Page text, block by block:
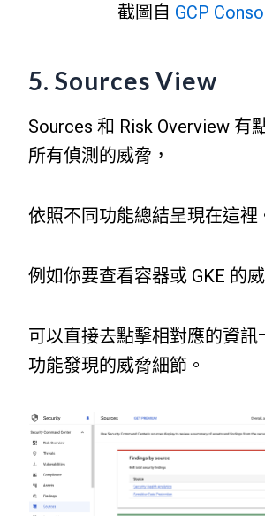
截圖自 GCP
5. Sources View
Sources 和 Risk Overview 有
所有偵測的威脅，
依照不同功能總結呈現在這裡
例如你要查看容器或 GKE 的威
可以直接去點擊相對應的資訊
功能發現的威脅細節。